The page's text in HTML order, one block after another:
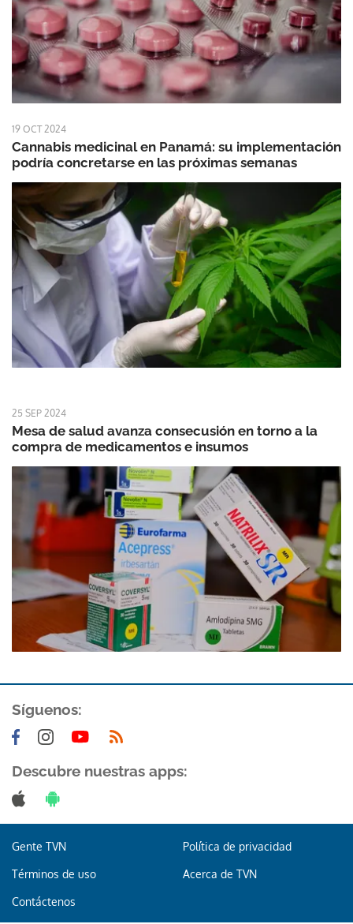
19 OCT 2024
Cannabis medicinal en Panamá: su implementación
podría concretarse en las próximas semanas
25 SEP 2024
Mesa de salud avanza consecusión en torno a la
compra de medicamentos e insumos
Síguenos:
Descubre nuestras apps:
Gente TVN Política de privacidad
Términos de uso Acerca de TVN
Contáctenos